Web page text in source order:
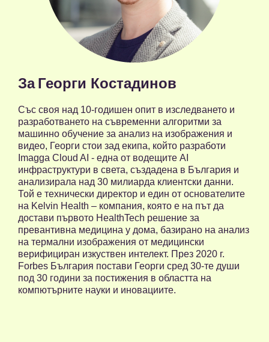
За Георги Костадинов
Със своя над 10-годишен опит в изследването и
разработването на съвременни алгоритми за
машинно обучение за анализ на изображения и
видео, Георги стои зад екипа, който разработи
Imagga Cloud AI - една от водещите AI
инфраструктури в света, създадена в България и
анализирала над 30 милиарда клиентски данни.
Той е технически директор и един от основателите
на Kelvin Health – компания, която е на път да
достави първото HealthTech решение за
превантивна медицина у дома, базирано на анализ
на термални изображения от медицински
верифициран изкуствен интелект. През 2020 г.
Forbes България постави Георги сред 30-те души
под 30 години за постижения в областта на
компютърните науки и иновациите.